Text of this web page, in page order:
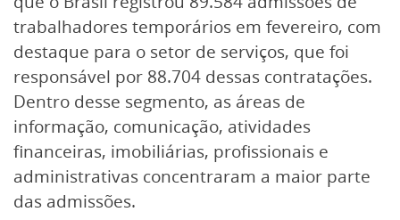
trabalhadores temporários em fevereiro, com
destaque para o setor de serviços, que foi
responsável por 88.704 dessas contratações.
Dentro desse segmento, as áreas de
informação, comunicação, atividades
financeiras, imobiliárias, profissionais e
administrativas concentraram a maior parte
das admissões.